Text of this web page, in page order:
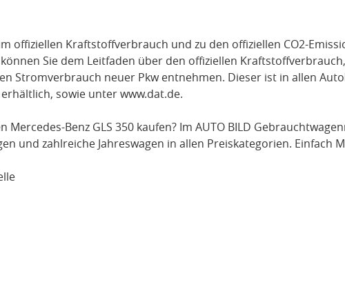
offiziellen Kraftstoffverbrauch und zu den offiziellen CO2-
Sie dem Leitfaden über den offiziellen
Stromverbrauch neuer Pkw entnehmen. Dieser ist in allen
sowie unter www.dat.de.
Mercedes-Benz GLS 350 kaufen? Im AUTO BILD
und zahlreiche Jahreswagen in allen Preiskategorien. Einfach